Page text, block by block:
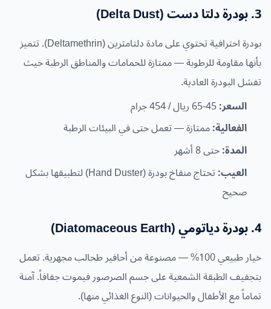
3. بودرة دلتا دست (Delta Dust)
بودرة احترافية تحتوي على مادة دلتامثرين (Deltamethrin). تتميز
بأنها مقاومة للرطوبة — ممتازة للحمامات والمناطق الرطبة حيث
تفشل البودرة العادية.
السعر:
الفعالية:ممتازة — تعمل حتى في البيئات الرطبة
المدة:حتى 8 أشهر
العيب:
تحتاج منفاخ بودرة (Hand Duster) لتطبيقها بشكل
صحيح
4. بودرة دياتومي (Diatomaceous Earth)
خيار طبيعي 100% — مصنوعة من أحافير طحالب مجهرية. تعمل
بتجفيف الطبقة الشمعية على جسم الصرصور فيموت جفافاً. آمنة
تماماً مع الأطفال والحيوانات (النوع الغذائي منها).